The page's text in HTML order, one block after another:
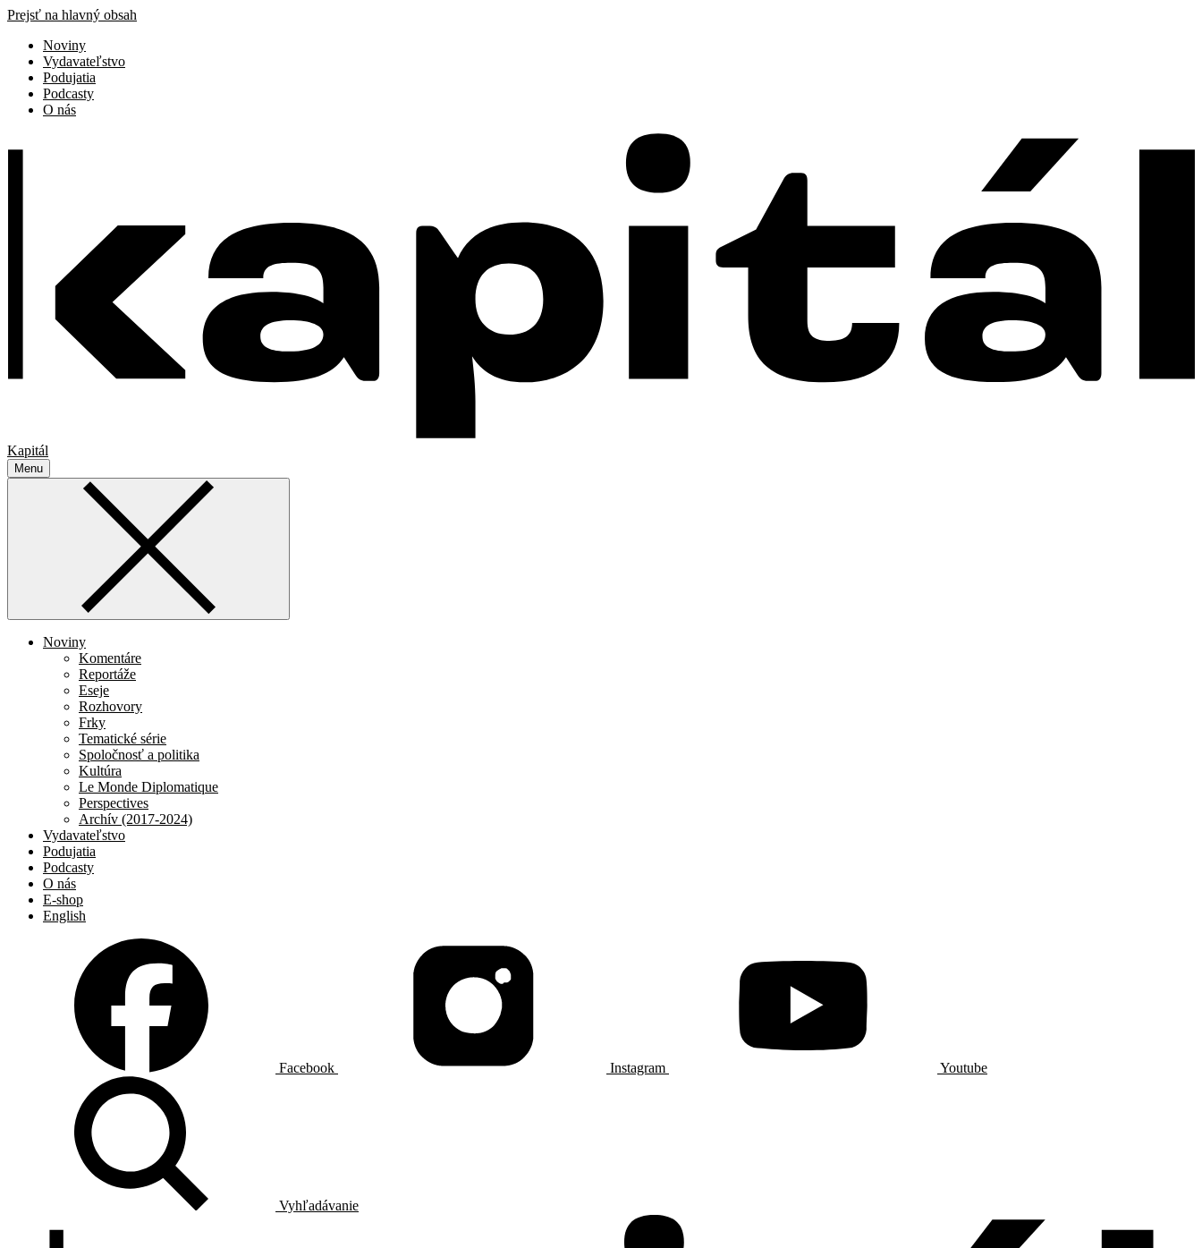
Prejsť na hlavný obsah
Noviny
Vydavateľstvo
Podujatia
Podcasty
O nás
Kapitál
Menu
Noviny
Komentáre
Reportáže
Eseje
Rozhovory
Frky
Tematické série
Spoločnosť a politika
Kultúra
Le Monde Diplomatique
Perspectives
Archív (2017-2024)
Vydavateľstvo
Podujatia
Podcasty
O nás
E-shop
English
Facebook Instagram Youtube
Vyhľadávanie